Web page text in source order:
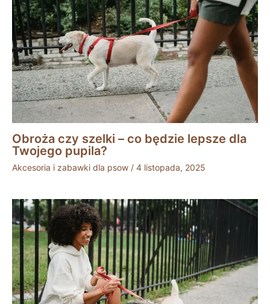
Obroża czy szelki – co będzie lepsze dla
Twojego pupila?
Akcesoria i zabawki dla psow / 4 listopada, 2025